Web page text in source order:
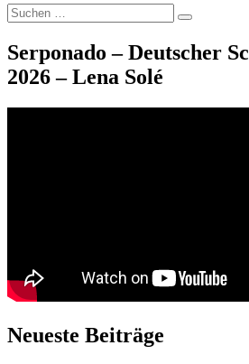
Suche
nach:
Suchen
Serponado – Deutscher
2026 – Lena Solé
Neueste Beiträge